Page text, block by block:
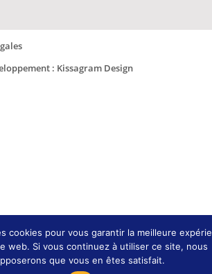
: Kissagram Design
cookies pour vous garantir la meilleure
web. Si vous continuez à utiliser ce site, nous
que vous en êtes satisfait.